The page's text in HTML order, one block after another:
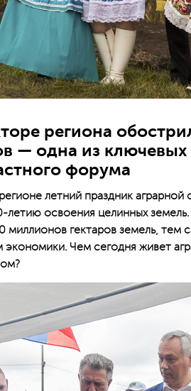
региона
— одна из
форума
летний праздник
освое­ния целинных земель.
миллионов гектаров земель, тем
Чем сегодня живет